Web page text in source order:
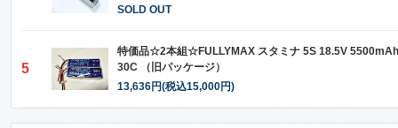
SOLD OUT
5
特価品☆2本組☆FULLYMAX スタミナ 5S 18.5V 5500mAh
30C （旧パッケージ）
13,636円(税込15,000円)